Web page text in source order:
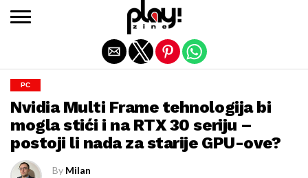
PC
Nvidia Multi Frame tehnologija bi
mogla stići i na RTX 30 seriju –
postoji li nada za starije GPU-ove?
By Milan
Exit mobile version